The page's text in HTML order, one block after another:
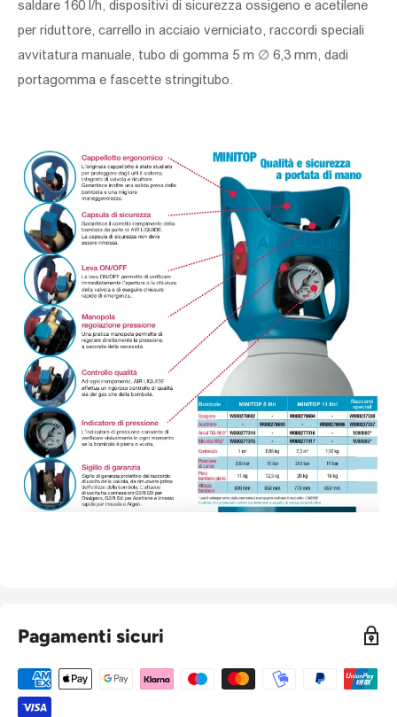
saldare 160 l/h, dispositivi di sicurezza ossigeno e acetilene
per riduttore, carrello in acciaio verniciato, raccordi speciali
avvitatura manuale, tubo di gomma 5 m ∅ 6,3 mm, dadi
portagomma e fascette stringitubo.
Pagamenti sicuri